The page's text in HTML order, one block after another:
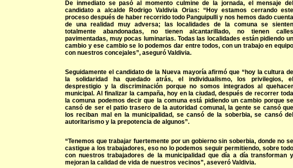
De inmediato se pasó al momento culmine de la jornada, el mensaje del
candidato a alcalde Rodrigo Valdivia Orias: “Hoy estamos cerrando este
proceso después de haber recorrido todo Panguipulli y nos hemos dado cuenta
de una realidad muy adversa; las localidades de la comuna se sienten
totalmente abandonadas, no tienen alcantarillado, no tienen calles
pavimentadas, muy pocas luminarias. Todas las localidades están pidiendo un
cambio y ese cambio se lo podemos dar entre todos, con un trabajo en equipo
con nuestros concejales”, aseguró Valdivia.
Seguidamente el candidato de la Nueva mayoría afirmó que “hoy la cultura de
la solidaridad ha quedado atrás, el individualismo, los privilegios, el
desprestigio y la discriminación porque no somos integrados al quehacer
municipal. Al finalizar la campaña, hoy en la ciudad, después de recorrer toda
la comuna podemos decir que la comuna está pidiendo un cambio porque se
cansó de ser el patio trasero de la autoridad comunal, la gente se cansó que
los reciban mal en la municipalidad, se cansó de la soberbia, se cansó del
autoritarismo y la prepotencia de algunos”.
“Tenemos que trabajar fuertemente por un gobierno sin soberbia, donde no se
castigue a los trabajadores, eso no lo podemos seguir permitiendo, sobre todo
con nuestros trabajadores de la municipalidad que día a día transforman y
mejoran la calidad de vida de nuestros vecinos”, aseveró Valdivia.